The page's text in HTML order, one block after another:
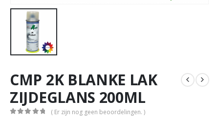
CMP 2K BLANKE LAK
ZIJDEGLANS 200ML
( Er zijn nog geen beoordelingen. )